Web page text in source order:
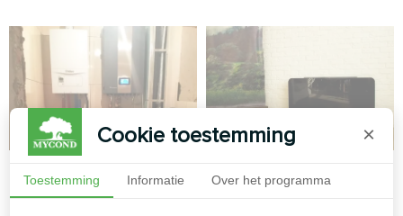
Privéwoning
Cookie toestemming ×
Toestemming Informatie Over het programma